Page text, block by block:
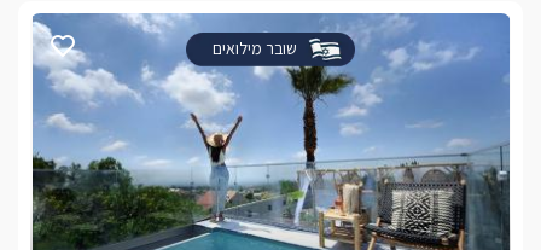
שובר מילואים